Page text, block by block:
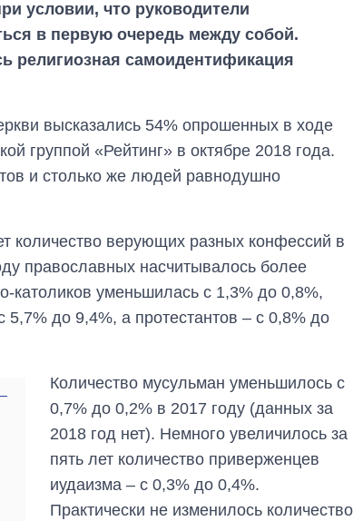
условии, что руководители
в первую очередь между собой.
религиозная самоидентификация
высказались 54% опрошенных в ходе
группой «Рейтинг» в октябре 2018 года.
и столько же людей равнодушно
количество верующих разных конфессий в
православных насчитывалось более
католиков уменьшилась с 1,3% до 0,8%,
5,7% до 9,4%, а протестантов – с 0,8% до
Количество мусульман уменьшилось с
0,7% до 0,2% в 2017 году (данных за
2018 год нет). Немного увеличилось за
пять лет количество приверженцев
иудаизма – с 0,3% до 0,4%.
Практически не изменилось количество